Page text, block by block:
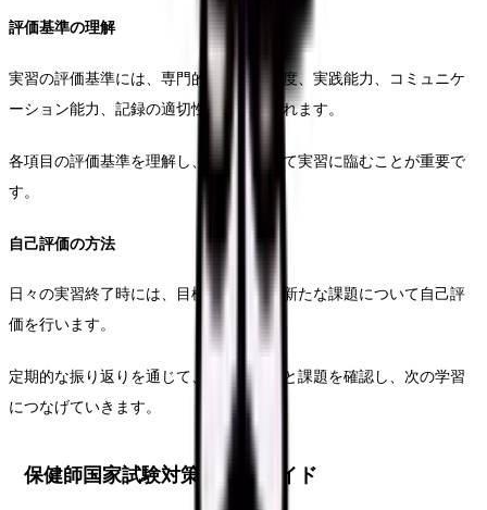
評価基準の理解
実習の評価基準には、専門的知識の理解度、実践能力、コミュニケ
ーション能力、記録の適切性などが含まれます。
各項目の評価基準を理解し、目標を持って実習に臨むことが重要で
す。
自己評価の方法
日々の実習終了時には、目標の達成度や新たな課題について自己評
価を行います。
定期的な振り返りを通じて、自身の成長と課題を確認し、次の学習
につなげていきます。
保健師国家試験対策の完全ガイド